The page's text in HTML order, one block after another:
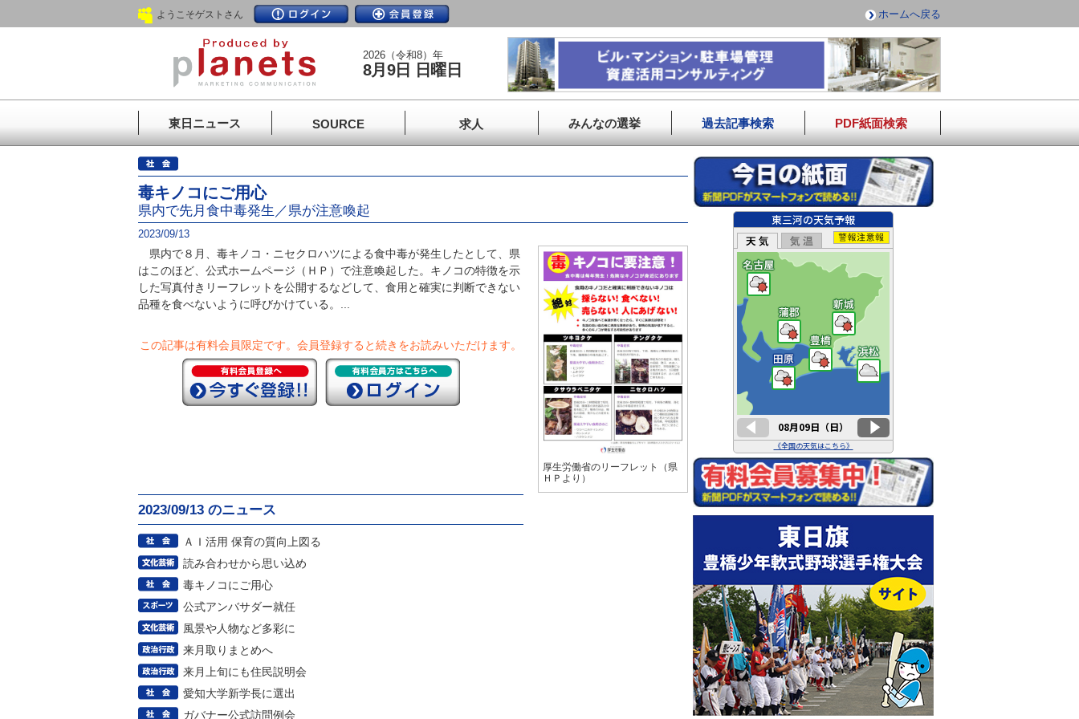
ようこそゲストさん ホームへ戻る
2026（令和8）年
8月9日 日曜日
東日ニュース SOURCE 求人 みんなの選挙 過去記事検索 PDF紙面検索
毒キノコにご用心
県内で先月食中毒発生／県が注意喚起
2023/09/13
県内で８月、毒キノコ・ニセクロハツによる食中毒が発生したとして、県
はこのほど、公式ホームページ（ＨＰ）で注意喚起した。キノコの特徴を示
した写真付きリーフレットを公開するなどして、食用と確実に判断できない
品種を食べないように呼びかけている。...
この記事は有料会員限定です。 会員登録すると続きをお読みいただけます。
2023/09/13 のニュース
ＡＩ活用 保育の質向上図る
読み合わせから思い込め
毒キノコにご用心
公式アンバサダー就任
風景や人物など多彩に
来月取りまとめへ
来月上旬にも住民説明会
愛知大学新学長に選出
ガバナー公式訪問例会
厚生労働省のリーフレット（県
ＨＰより）